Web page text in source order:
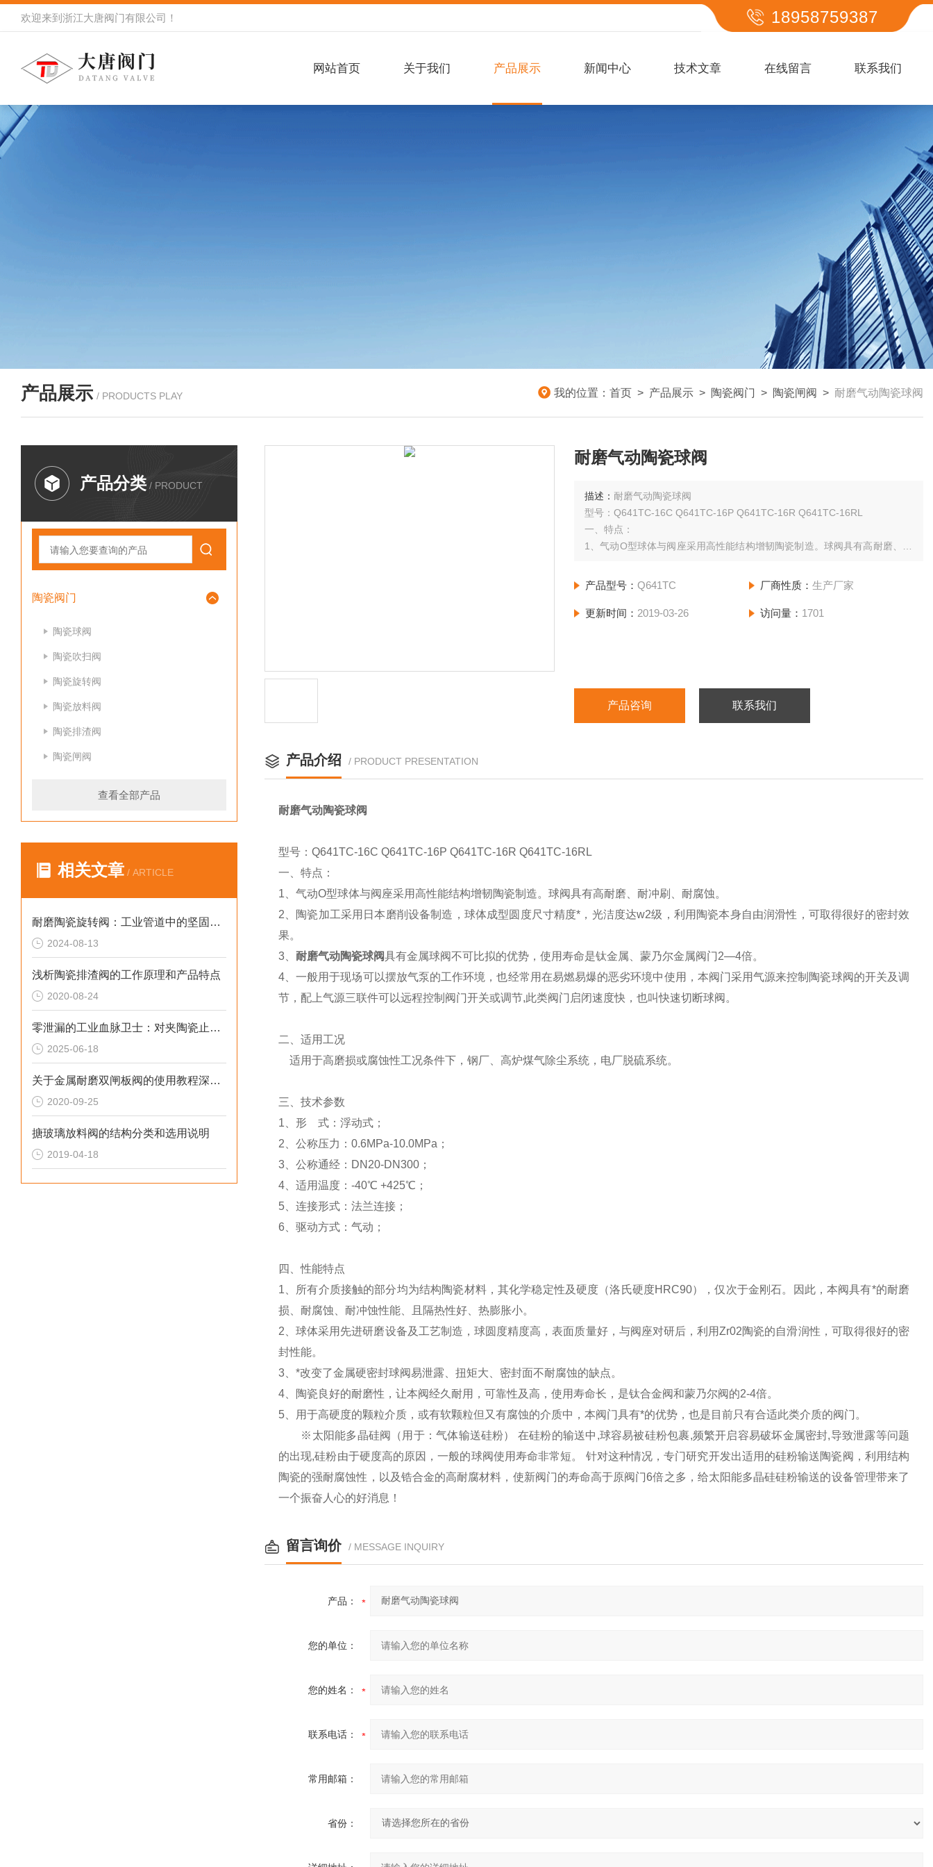
欢迎来到 浙江大唐阀门有限公司 ！ 18958759387
网站首页 关于我们 产品展示 新闻中心 技术文章 在线留言 联系我们
产品展示 / PRODUCTS PLAY 我的位置： 首页 > 产品展示 > 陶瓷阀门 > 陶瓷闸阀 > 耐磨气动陶瓷球阀
产品分类 / PRODUCT
陶瓷阀门
陶瓷球阀
陶瓷吹扫阀
陶瓷旋转阀
陶瓷放料阀
陶瓷排渣阀
陶瓷闸阀
查看全部产品
相关文章 / ARTICLE
耐磨陶瓷旋转阀：工业管道中的坚固守护者
2024-08-13
浅析陶瓷排渣阀的工作原理和产品特点
2020-08-24
零泄漏的工业血脉卫士：对夹陶瓷止回阀的技术革命与应用突围
2025-06-18
关于金属耐磨双闸板阀的使用教程深度解析
2020-09-25
搪玻璃放料阀的结构分类和选用说明
2019-04-18
耐磨气动陶瓷球阀
描述： 耐磨气动陶瓷球阀
型号：Q641TC-16C Q641TC-16P Q641TC-16R Q641TC-16RL
一、特点：
1、气动O型球体与阀座采用高性能结构增韧陶瓷制造。球阀具有高耐磨、耐
级，利用陶瓷本身自由润滑性，可取得很好的密封效果
产品型号：Q641TC 厂商性质： 生产厂家
更新时间： 2019-03-26 访问量： 1701
产品咨询 联系我们
产品介绍 / PRODUCT PRESENTATION
耐磨气动陶瓷球阀
型号：Q641TC-16C Q641TC-16P Q641TC-16R Q641TC-16RL
一、特点：
1、气动O型球体与阀座采用高性能结构增韧陶瓷制造。球阀具有高耐磨、耐冲刷、耐腐蚀。
2、陶瓷加工采用日本磨削设备制造，球体成型圆度尺寸精度*，光洁度达w2级，利用陶瓷本身自由润滑性，可取得很好的密封效
果。
3、 耐磨气动陶瓷球阀具有金属球阀不可比拟的优势，使用寿命是钛金属、蒙乃尔金属阀门2—4倍。
4、一般用于现场可以摆放气泵的工作环境，也经常用在易燃易爆的恶劣环境中使用，本阀门采用气源来控制陶瓷球阀的开关及调
节，配上气源三联件可以远程控制阀门开关或调节,此类阀门启闭速度快，也叫快速切断球阀。
二、适用工况
适用于高磨损或腐蚀性工况条件下，钢厂、高炉煤气除尘系统，电厂脱硫系统。
三、技术参数
1、形 式：浮动式；
2、公称压力：0.6MPa-10.0MPa；
3、公称通经：DN20-DN300；
4、适用温度：-40℃ +425℃；
5、连接形式：法兰连接；
6、驱动方式：气动；
四、性能特点
1、所有介质接触的部分均为结构陶瓷材料，其化学稳定性及硬度（洛氏硬度HRC90），仅次于金刚石。因此，本阀具有*的耐磨
损、耐腐蚀、耐冲蚀性能、且隔热性好、热膨胀小。
2、球体采用先进研磨设备及工艺制造，球圆度精度高，表面质量好，与阀座对研后，利用Zr02陶瓷的自滑润性，可取得很好的密
封性能。
3、*改变了金属硬密封球阀易泄露、扭矩大、密封面不耐腐蚀的缺点。
4、陶瓷良好的耐磨性，让本阀经久耐用，可靠性及高，使用寿命长，是钛合金阀和蒙乃尔阀的2-4倍。
5、用于高硬度的颗粒介质，或有软颗粒但又有腐蚀的介质中，本阀门具有*的优势，也是目前只有合适此类介质的阀门。
※太阳能多晶硅阀（用于：气体输送硅粉） 在硅粉的输送中,球容易被硅粉包裹,频繁开启容易破坏金属密封,导致泄露等问题
的出现,硅粉由于硬度高的原因，一般的球阀使用寿命非常短。 针对这种情况，专门研究开发出适用的硅粉输送陶瓷阀，利用结构
陶瓷的强耐腐蚀性，以及锆合金的高耐腐材料，使新阀门的寿命高于原阀门6倍之多，给太阳能多晶硅硅粉输送的设备管理带来了
一个振奋人心的好消息！
留言询价 / MESSAGE INQUIRY
产品：
您的单位：
您的姓名：
联系电话：
常用邮箱：
省份：